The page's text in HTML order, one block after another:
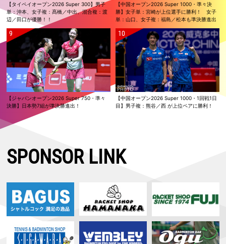
【タイペイオープン2026 Super 300】男子
単：沖本、女子複：髙橋／中出、混合複：渡
辺／田口が優勝！！
【中国オープン2026 Super 1000・準々決
勝】女子単：宮崎が上位選手に勝利！ 女子
単：山口、女子複：福島／松本も準決勝進出
【ジャパンオープン2026 Super 750・準々
決勝】日本勢7組が準決勝進出！
【中国オープン2026 Super 1000・1回戦1日
目】男子複：熊谷／西 が上位ペアに勝利！
SPONSOR LINK